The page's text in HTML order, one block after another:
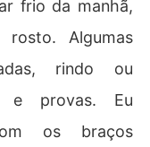
frio da manhã,
Algumas
rindo ou
e provas. Eu
os braços